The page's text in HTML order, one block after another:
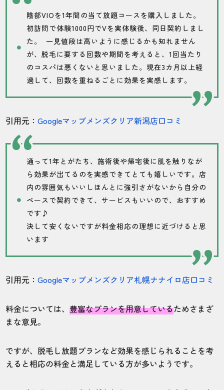
陰部VIOを1年間の当て放題コースを購入しました。
初訪問で体験1000円でVを実体験後、同日契約しまし
た。 一見値段は高いように感じるかも知れません
が、脱毛に要する回数や期間を考えると、1回当たり
のコスパは悪くないと思いました。現在3カ月以上経
過して、回数を重ねるごとに効果を実感します。
引用元：Googleマップメンズクリア新潟店口コミ
通って1年とがたち、施術後や帰宅後に肌を触りなが
ら効果が出てるのを実感できてとても嬉しいです。店
内の雰囲気もいいしほんとに強引さがないから自分の
ペースで契約できて、サービスもいいので、おすすめ
です♪
決して安くないですが料金相応の理想に近づけると思
います
引用元：Googleマップメンズクリア札幌ナナイロ店口コミ
料金については、豊富なプランを用意しているためさまざ
まな意見。
ですが、脱毛し放題プランなど効果を感じられることを考
えると相応の料金と満足している方が多いようです。